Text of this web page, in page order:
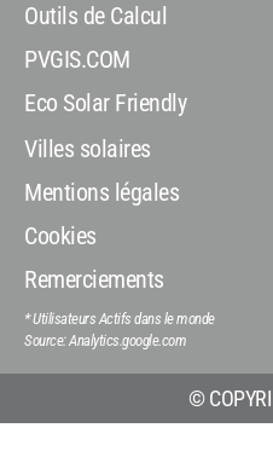
Outils de Calcul
PVGIS.COM
Eco Solar Friendly
Villes solaires
Mentions légales
Cookies
Remerciements
* Utilisateurs Actifs dans le monde
Source: Analytics.google.com
©